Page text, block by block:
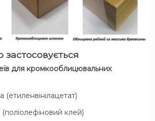
для кромкооблицювальних
клей)